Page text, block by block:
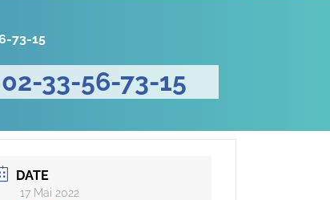
73-15
02-33-56-73-15
DATE
17 Mai 2022